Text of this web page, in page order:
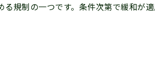
規制の一つです。条件次第で緩和が